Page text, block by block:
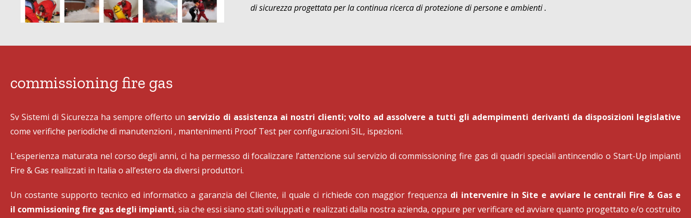
di sicurezza progettata per la continua ricerca di protezione di persone e ambienti .
commissioning fire gas
Sv Sistemi di Sicurezza ha sempre offerto un servizio di assistenza ai nostri clienti; volto ad assolvere a tutti gli adempimenti derivanti da disposizioni legislative
come verifiche periodiche di manutenzioni , mantenimenti Proof Test per configurazioni SIL, ispezioni.
L’esperienza maturata nel corso degli anni, ci ha permesso di focalizzare l’attenzione sul servizio di commissioning fire gas di quadri speciali antincendio o Start-Up impianti
Fire & Gas realizzati in Italia o all’estero da diversi produttori.
Un costante supporto tecnico ed informatico a garanzia del Cliente, il quale ci richiede con maggior frequenza di intervenire in Site e avviare le centrali Fire & Gas e
il commissioning fire gas degli impianti, sia che essi siano stati sviluppati e realizzati dalla nostra azienda, oppure per verificare ed avviare quanto progettato e/o costruito